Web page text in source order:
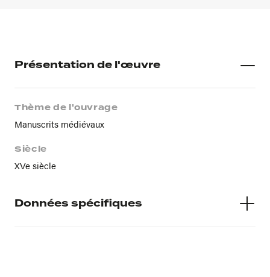
Présentation de l'œuvre
Thème de l'ouvrage
Manuscrits médiévaux
Siècle
XVe siècle
Données spécifiques